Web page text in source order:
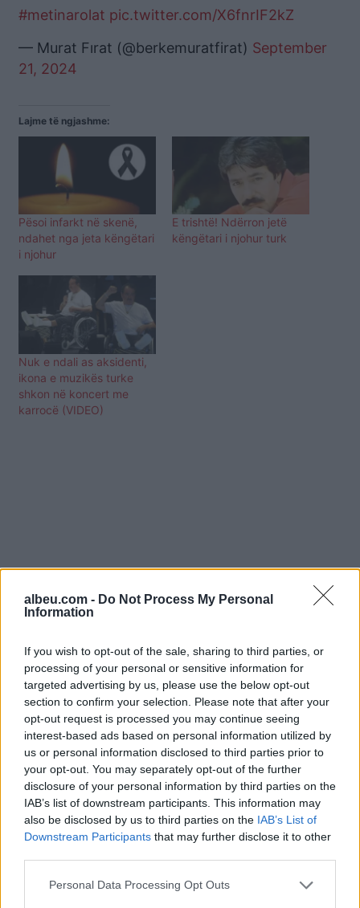
albeu.com - Do Not Process My Personal
Information
If you wish to opt-out of the sale, sharing to third parties, or
processing of your personal or sensitive information for
targeted advertising by us, please use the below opt-out
section to confirm your selection. Please note that after your
opt-out request is processed you may continue seeing
interest-based ads based on personal information utilized by
us or personal information disclosed to third parties prior to
your opt-out. You may separately opt-out of the further
disclosure of your personal information by third parties on the
IAB’s list of downstream participants. This information may
also be disclosed by us to third parties on the IAB’s List of
Downstream Participants that may further disclose it to other
Personal Data Processing Opt Outs
#metinarolat pic.twitter.com/X6fnrIF2kZ
— Murat Fırat (@berkemuratfirat) September
21, 2024
Lajme të ngjashme:
Pësoi infarkt në skenë,
ndahet nga jeta këngëtari
i njohur
E trishtë! Ndërron jetë
këngëtari i njohur turk
Nuk e ndali as aksidenti,
ikona e muzikës turke
shkon në koncert me
karrocë (VIDEO)
Shtuarmë24.09.2024 11:31
Tags:
kengetari turk , Metin Arolat , vdes